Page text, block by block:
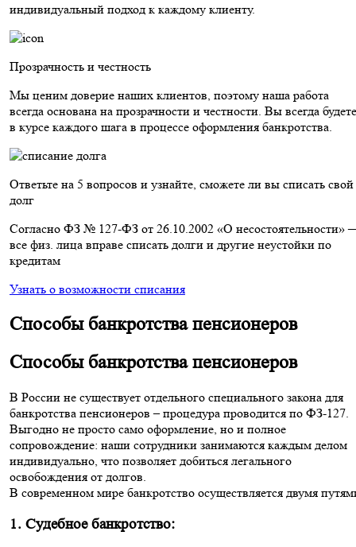
индивидуальный подход к каждому клиенту.
Прозрачность и честность
Мы ценим доверие наших клиентов, поэтому наша работа
всегда основана на прозрачности и честности. Вы всегда будете
в курсе каждого шага в процессе оформления банкротства.
Ответьте на 5 вопросов и узнайте, сможете ли вы списать свой
долг
Согласно ФЗ № 127-ФЗ от 26.10.2002 «О несостоятельности»
все физ. лица вправе списать долги и другие неустойки по
кредитам
Узнать о возможности списания
Способы банкротства пенсионеров
Способы банкротства пенсионеров
В России не существует отдельного специального закона для
банкротства пенсионеров – процедура проводится по ФЗ-127.
Выгодно не просто само оформление, но и полное
сопровождение: наши сотрудники занимаются каждым делом
индивидуально, что позволяет добиться легального
освобождения от долгов.
В современном мире банкротство осуществляется двумя
1. Судебное банкротство: